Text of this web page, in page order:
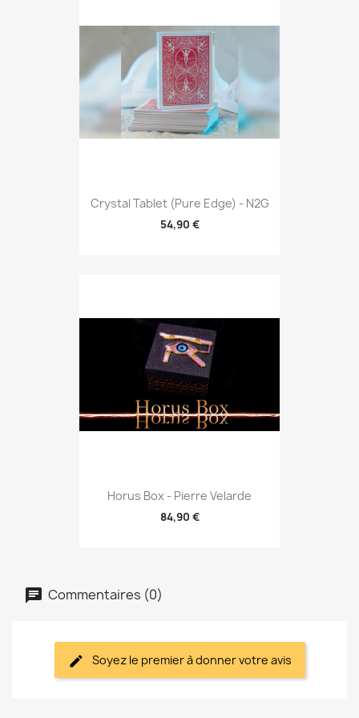
Crystal Tablet (Pure Edge) - N2G
54,90 €
Horus Box - Pierre Velarde
84,90 €
Commentaires (0)
Soyez le premier à donner votre avis